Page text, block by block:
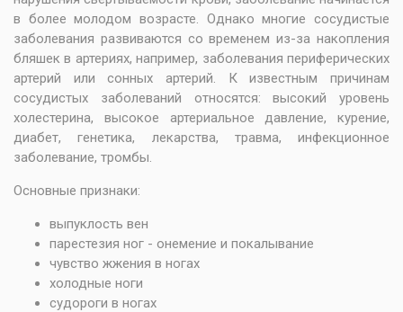
в более молодом возрасте. Однако многие сосудистые
заболевания развиваются со временем из-за накопления
бляшек в артериях, например, заболевания периферических
артерий или сонных артерий. К известным причинам
сосудистых заболеваний относятся: высокий уровень
холестерина, высокое артериальное давление, курение,
диабет, генетика, лекарства, травма, инфекционное
заболевание, тромбы.
Основные признаки:
выпуклость вен
парестезия ног - онемение и покалывание
чувство жжения в ногах
холодные ноги
судороги в ногах